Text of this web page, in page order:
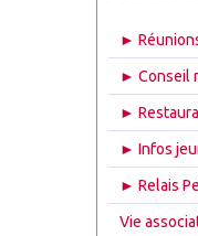
►
► Conseil
►
► Infos
► Relais
Vie